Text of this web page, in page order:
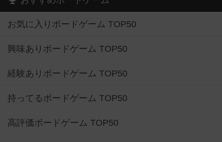
お気に入りボードゲーム TOP50
興味ありボードゲーム TOP50
経験ありボードゲーム TOP50
持ってるボードゲーム TOP50
高評価ボードゲーム TOP50